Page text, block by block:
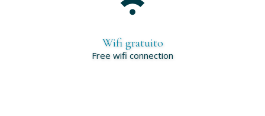
Wifi gratuito
Free wifi connection